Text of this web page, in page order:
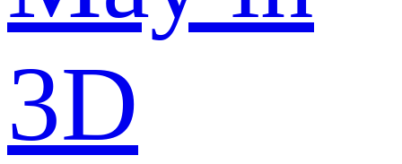
3D